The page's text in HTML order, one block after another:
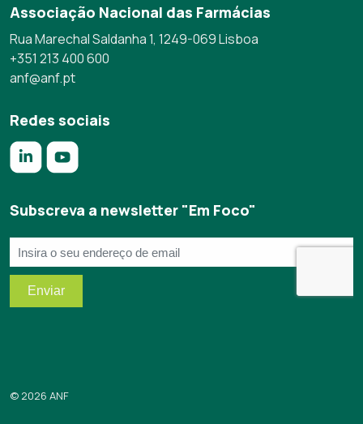
Associação Nacional das Farmácias
Rua Marechal Saldanha 1, 1249-069 Lisboa
+351 213 400 600
anf@anf.pt
Redes sociais
Subscreva a newsletter "Em Foco"
© 2026 ANF